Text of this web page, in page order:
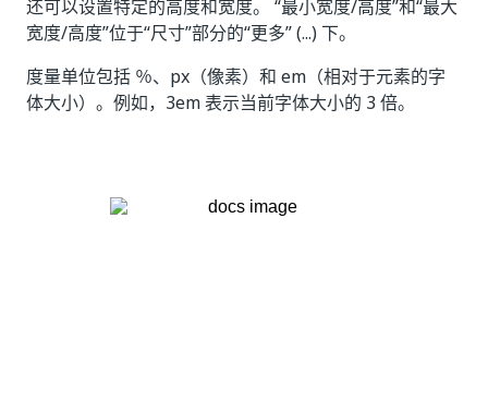
还可以设置特定的高度和宽度。 “最小宽度/高度”和“最大
宽度/高度”位于“尺寸”部分的“更多” (...) 下。
度量单位包括 ％、px（像素）和 em（相对于元素的字
体大小）。例如，3em 表示当前字体大小的 3 倍。